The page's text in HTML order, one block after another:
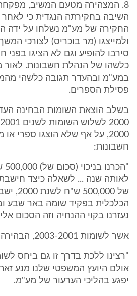
8. המצהירה מטעם המשיב,
השיבה בחקירתה הנגדית כי לאחר
החקירה של מע"מ נשלחו על ידה
ולמייצגו (מר בוכריס) לצורכי
סירבו להופיע וגם לא הציגו בפני
כלשהו של הנהלת חשבונות. לאור
במע"מ ובהעדר תגובה כלשהי
פסילת הספרים.
בשלב הוצאת השומות הבחינה
2000, על אף שלא הוצגו ספרי
חשבונות:
לאותה שנה ... לשאלה כיצד
של
הכלכלית בפקיד שומה באר שבע
נעזרנו בקוי ההנחיה וזה הסכום
אשר לשומות 2003-2001, הבהירה הגב' לוי כי:
אולם היועץ המשפטי שלנו מנע
יפגע בהליכי הערעור של מע"מ.